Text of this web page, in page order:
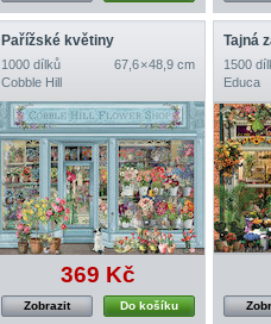
Pařížské květiny
1000 dílků
67,6 × 48,9 cm
Cobble Hill
369 Kč
Do košíku
Zobrazit
Tajná
1500
Educa